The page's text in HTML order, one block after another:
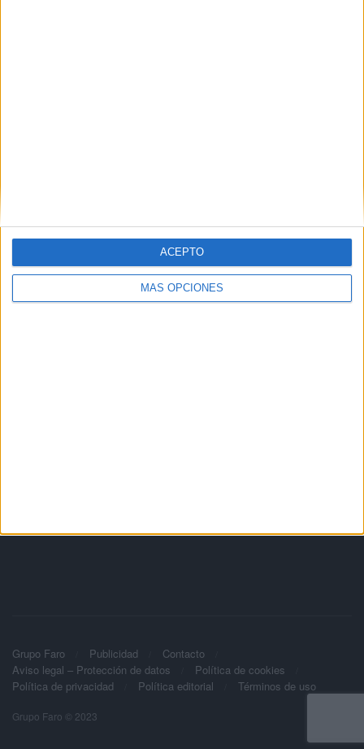
MÁS OPCIONES
ACEPTO
Grupo Faro Publicidad
Contacto
Aviso legal – Protección de datos
Política de cookies
Política de privacidad
Política editorial Términos de uso
Grupo Faro © 2023